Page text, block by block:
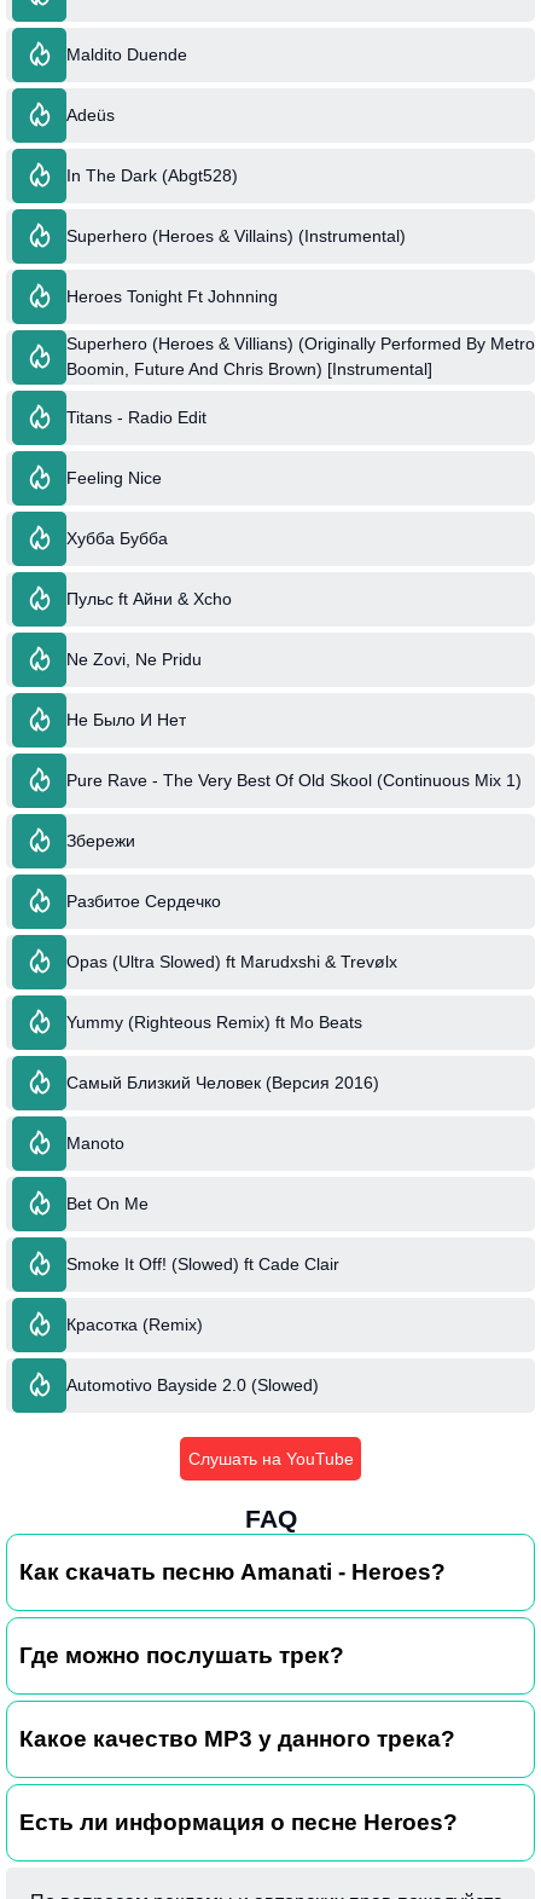
Maldito Duende
Adeüs
In The Dark (Abgt528)
Superhero (Heroes & Villains) (Instrumental)
Heroes Tonight Ft Johnning
Superhero (Heroes & Villians) (Originally Performed By Metro
Boomin, Future And Chris Brown) [Instrumental]
Titans - Radio Edit
Feeling Nice
Хубба Бубба
Пульс ft Айни & Xcho
Ne Zovi, Ne Pridu
Не Было И Нет
Pure Rave - The Very Best Of Old Skool (Continuous Mix 1)
Збережи
Разбитое Сердечко
Opas (Ultra Slowed) ft Marudxshi & Trevølx
Yummy (Righteous Remix) ft Mo Beats
Самый Близкий Человек (Версия 2016)
Manoto
Bet On Me
Smoke It Off! (Slowed) ft Cade Clair
Красотка (Remix)
Automotivo Bayside 2.0 (Slowed)
Слушать на YouTube
FAQ
Как скачать песню Amanati - Heroes?
Где можно послушать трек?
Какое качество MP3 у данного трека?
Есть ли информация о песне Heroes?